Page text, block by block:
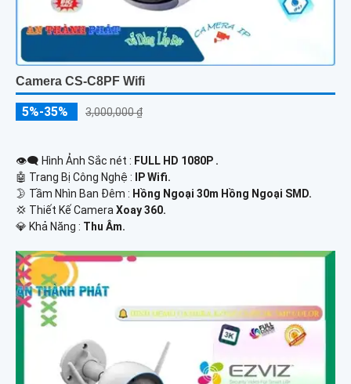
Camera CS-C8PF Wifi
5%-35% 3,000,000 ₫
👁️‍🗨 Hình Ảnh Sắc nét : FULL HD 1080P .
🤖️ Trang Bị Công Nghệ :
IP Wifi.
🌛 Tầm Nhìn Ban Đêm : Hồng Ngoại 30m Hồng Ngoại SMD.
💢 Thiết Kế Camera Xoay 360.
️💎 Khả Năng : Thu Âm.